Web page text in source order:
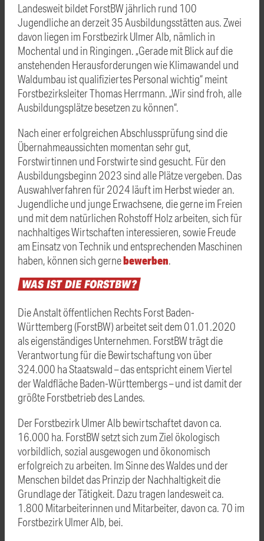
Landesweit bildet ForstBW jährlich rund 100
Jugendliche an derzeit 35 Ausbildungsstätten aus. Zwei
davon liegen im Forstbezirk Ulmer Alb, nämlich in
Mochental und in Ringingen. „Gerade mit Blick auf die
anstehenden Herausforderungen wie Klimawandel und
Waldumbau ist qualifiziertes Personal wichtig“ meint
Forstbezirksleiter Thomas Herrmann. „Wir sind froh, alle
Ausbildungsplätze besetzen zu können“.
Nach einer erfolgreichen Abschlussprüfung sind die
Übernahmeaussichten momentan sehr gut,
Forstwirtinnen und Forstwirte sind gesucht. Für den
Ausbildungsbeginn 2023 sind alle Plätze vergeben. Das
Auswahlverfahren für 2024 läuft im Herbst wieder an.
Jugendliche und junge Erwachsene, die gerne im Freien
und mit dem natürlichen Rohstoff Holz arbeiten, sich für
nachhaltiges Wirtschaften interessieren, sowie Freude
am Einsatz von Technik und entsprechenden Maschinen
haben, können sich gernebewerben.
WASISTDIEFORSTBW?
Die Anstalt öffentlichen Rechts Forst Baden-
Württemberg (ForstBW) arbeitet seit dem 01.01.2020
als eigenständiges Unternehmen. ForstBW trägt die
Verantwortung für die Bewirtschaftung von über
324.000 ha Staatswald – das entspricht einem Viertel
der Waldfläche Baden-Württembergs – und ist damit der
größte Forstbetrieb des Landes.
Der Forstbezirk Ulmer Alb bewirtschaftet davon ca.
16.000 ha. ForstBW setzt sich zum Ziel ökologisch
vorbildlich, sozial ausgewogen und ökonomisch
erfolgreich zu arbeiten. Im Sinne des Waldes und der
Menschen bildet das Prinzip der Nachhaltigkeit die
Grundlage der Tätigkeit. Dazu tragen landesweit ca.
1.800 Mitarbeiterinnen und Mitarbeiter, davon ca. 70 im
Forstbezirk Ulmer Alb, bei.